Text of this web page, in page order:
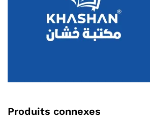
Produits connexes